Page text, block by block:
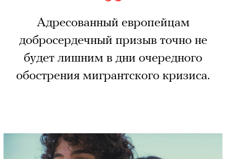
Адресованный европейцам
добросердечный призыв точно не
будет лишним в дни очередного
обострения мигрантского кризиса.